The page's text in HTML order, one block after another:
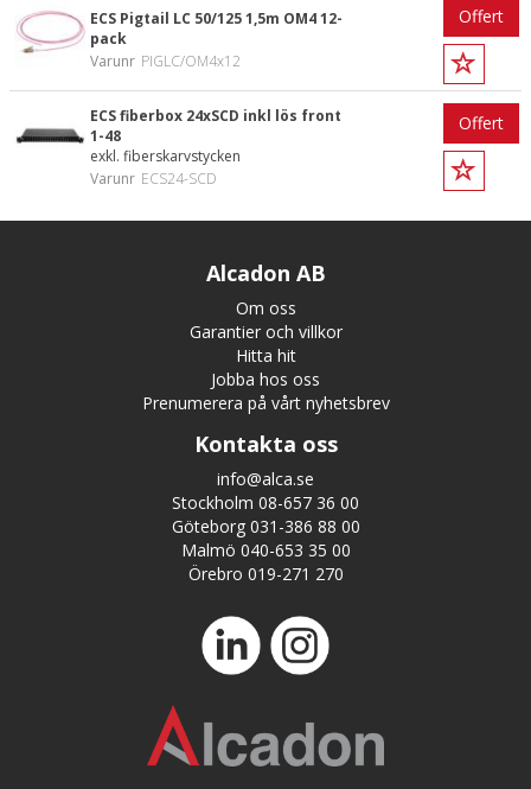
ECS Pigtail LC 50/125 1,5m OM4 12-
pack
Varunr PIGLC/OM4x12
Offert
ECS fiberbox 24xSCD inkl lös front
1-48
exkl. fiberskarvstycken
Varunr ECS24-SCD
Offert
Alcadon AB
Om oss
Garantier och villkor
Hitta hit
Jobba hos oss
Prenumerera på vårt nyhetsbrev
Kontakta oss
info@alca.se
Stockholm 08-657 36 00
Göteborg 031-386 88 00
Malmö 040-653 35 00
Örebro 019-271 270